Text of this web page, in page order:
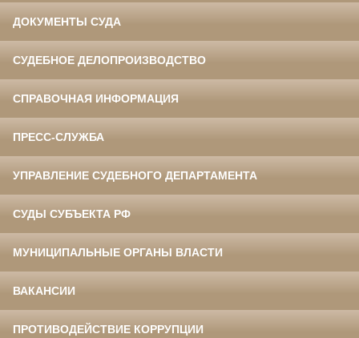
ДОКУМЕНТЫ СУДА
СУДЕБНОЕ ДЕЛОПРОИЗВОДСТВО
СПРАВОЧНАЯ ИНФОРМАЦИЯ
ПРЕСС-СЛУЖБА
УПРАВЛЕНИЕ СУДЕБНОГО ДЕПАРТАМЕНТА
СУДЫ СУБЪЕКТА РФ
МУНИЦИПАЛЬНЫЕ ОРГАНЫ ВЛАСТИ
ВАКАНСИИ
ПРОТИВОДЕЙСТВИЕ КОРРУПЦИИ